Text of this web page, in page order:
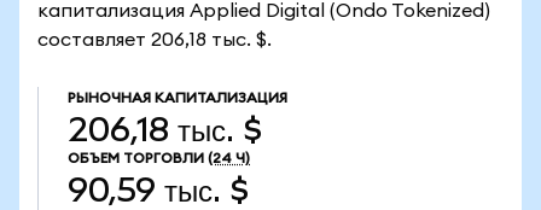
капитализация Applied Digital (Ondo Tokenized)
составляет 206,18 тыс. $.
РЫНОЧНАЯ КАПИТАЛИЗАЦИЯ
206,18 тыс. $
ОБЪЕМ ТОРГОВЛИ (24 Ч)
90,59 тыс. $